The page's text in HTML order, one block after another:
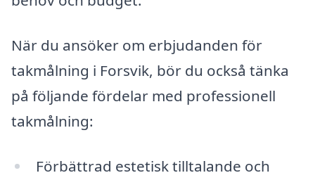
När du ansöker om erbjudanden för
takmålning i Forsvik, bör du också tänka
på följande fördelar med professionell
takmålning:
Förbättrad estetisk tilltalande och